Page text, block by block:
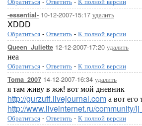
-essential- 10-12-2007-15:17 удалить
XDDD
Обратиться - Ответить - К полной версии
Queen_Juliette 12-12-2007-17:20 удалить
неа
Обратиться - Ответить - К полной версии
Toma_2007 14-12-2007-16:34 удалить
я там живу в жж! вот мой дневник
http://gurzuff.livejournal.comа вот его
http://www.liveinternet.ru/community/
Обратиться - Ответить - К полной версии